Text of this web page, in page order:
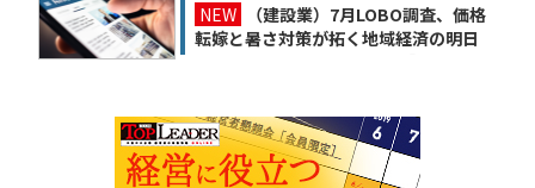
NEW
（建設業）7月LOBO調査、価格
転嫁と暑さ対策が拓く地域経済の明日